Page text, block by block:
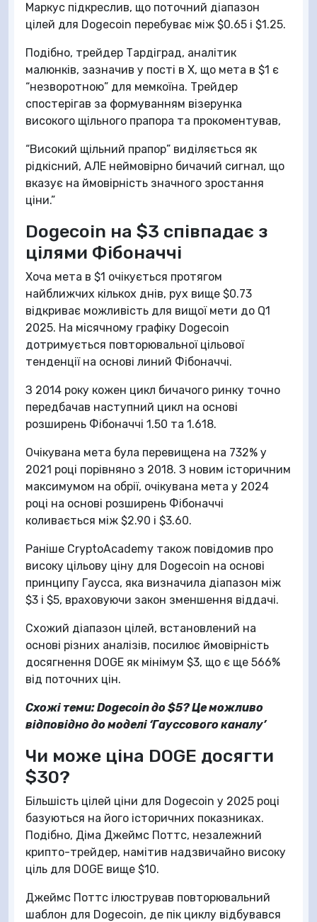
Маркус підкреслив, що поточний діапазон
цілей для Dogecoin перебуває між $0.65 і $1.25.
Подібно, трейдер Тардіград, аналітик
малюнків, зазначив у пості в X, що мета в $1 є
“незворотною” для мемкоїна. Трейдер
спостерігав за формуванням візерунка
високого щільного прапора та прокоментував,
“Високий щільний прапор” виділяється як
рідкісний, АЛЕ неймовірно бичачий сигнал, що
вказує на ймовірність значного зростання
ціни.”
Dogecoin на $3 співпадає з
цілями Фібоначчі
Хоча мета в $1 очікується протягом
найближчих кількох днів, рух вище $0.73
відкриває можливість для вищої мети до Q1
2025. На місячному графіку Dogecoin
дотримується повторювальної цільової
тенденції на основі линий Фібоначчі.
З 2014 року кожен цикл бичачого ринку точно
передбачав наступний цикл на основі
розширень Фібоначчі 1.50 та 1.618.
Очікувана мета була перевищена на 732% у
2021 році порівняно з 2018. З новим історичним
максимумом на обрії, очікувана мета у 2024
році на основі розширень Фібоначчі
коливається між $2.90 і $3.60.
Раніше CryptoAcademy також повідомив про
високу цільову ціну для Dogecoin на основі
принципу Гаусса, яка визначила діапазон між
$3 і $5, враховуючи закон зменшення віддачі.
Схожий діапазон цілей, встановлений на
основі різних аналізів, посилює ймовірність
досягнення DOGE як мінімум $3, що є ще 566%
від поточних цін.
Схожі теми: Dogecoin до $5? Це можливо
відповідно до моделі ‘Гауссового каналу’
Чи може ціна DOGE досягти
$30?
Більшість цілей ціни для Dogecoin у 2025 році
базуються на його історичних показниках.
Подібно, Діма Джеймс Поттс, незалежний
крипто-трейдер, намітив надзвичайно високу
ціль для DOGE вище $10.
Джеймс Поттс ілюстрував повторювальний
шаблон для Dogecoin, де пік циклу відбувався